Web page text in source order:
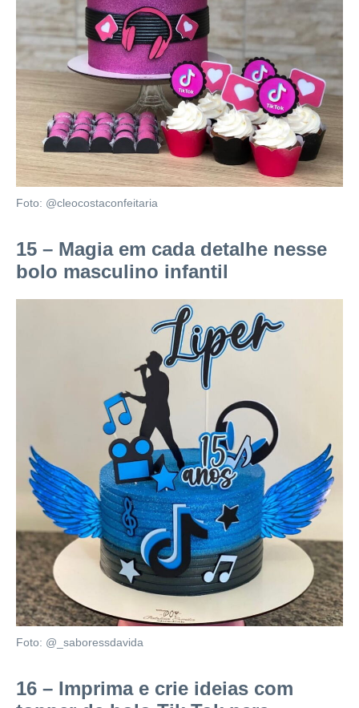
Foto: @cleocostaconfeitaria
15 – Magia em cada detalhe nesse
bolo masculino infantil
Foto: @_saboressdavida
16 – Imprima e crie ideias com